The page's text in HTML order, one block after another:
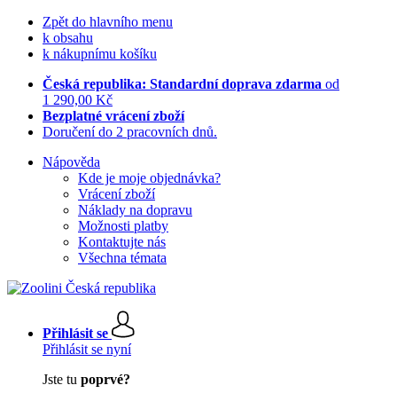
Zpět do hlavního menu
k obsahu
k nákupnímu košíku
Česká republika: Standardní doprava zdarma od
1 290,00 Kč
Bezplatné vrácení zboží
Doručení do 2 pracovních dnů.
Nápověda
Kde je moje objednávka?
Vrácení zboží
Náklady na dopravu
Možnosti platby
Kontaktujte nás
Všechna témata
Přihlásit se
Přihlásit se nyní
Jste tu poprvé?